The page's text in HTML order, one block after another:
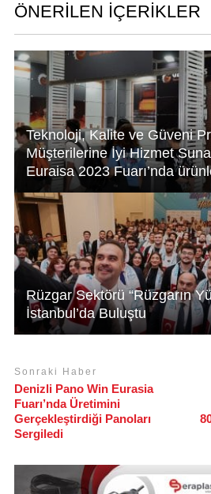
A
p
p
dI
n
b
o
o
k
ÖNERİLEN İÇERİKLER
Teknoloji, Kalite ve Güveni
Müşterilerine İyi Hizmet
Euraisa 2023 Fuarı’nda
Rüzgar Sektörü “Rüzgarın
İstanbul’da Buluştu
Sonraki Haber
Denizli Pano Win Eurasia
Fuarı’nda Üretimini
Gerçekleştirdiği Panoları
Sergiledi